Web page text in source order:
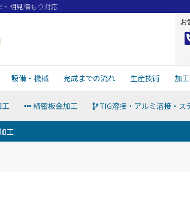
相見積もり対応
お
設備・機械 完成までの流れ 生産技術 加
精密板金加工 TIG溶接・アルミ溶接・ス
工